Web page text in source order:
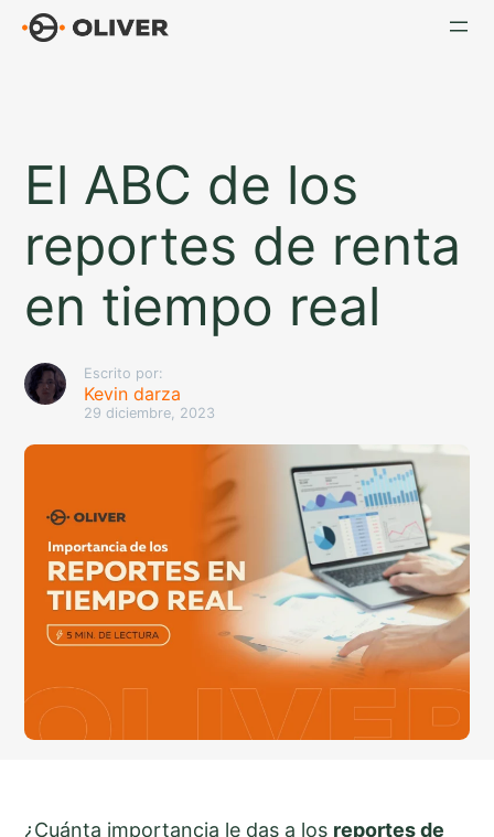
Saltar
El ABC de los
reportes de renta
en tiempo real
Escrito por:
Kevin darza
29 diciembre, 2023
¿Cuánta importancia le das a los reportes de